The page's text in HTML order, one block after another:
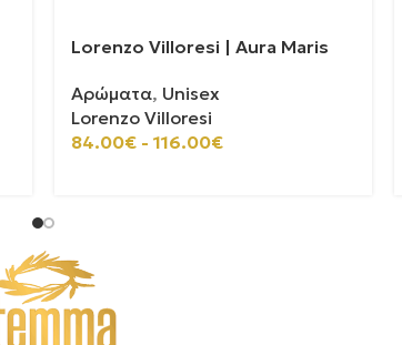
Lorenzo Villoresi | Aura Maris
Αρώματα, Unisex
Lorenzo Villoresi
84.00€ - 116.00€